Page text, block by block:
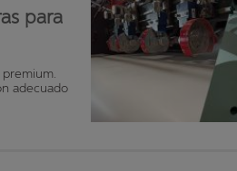
para
adecuado